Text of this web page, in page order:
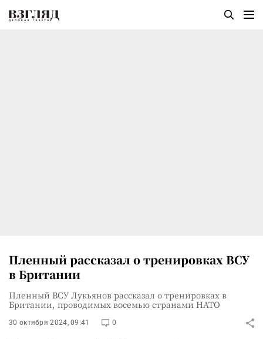
Пленный рассказал о тренировках ВСУ
в Британии
Пленный ВСУ Лукьянов рассказал о тренировках в
Британии, проводимых восемью странами НАТО
30 октября 2024, 09:41 0